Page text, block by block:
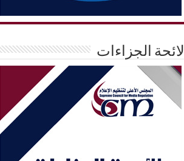
لائحة الجزاءات